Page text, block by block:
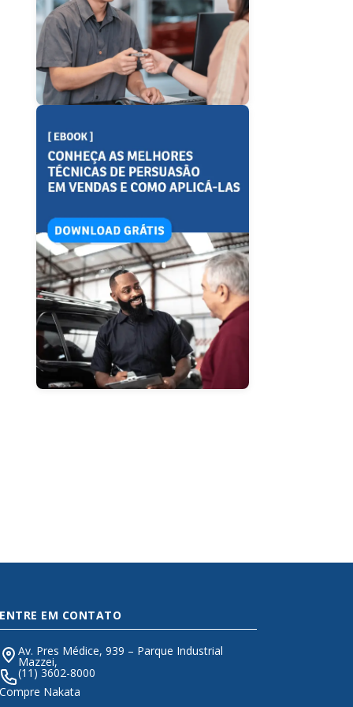
ENTRE EM CONTATO
Av. Pres Médice, 939 – Parque Industrial
Mazzei,
(11) 3602-8000
Compre Nakata